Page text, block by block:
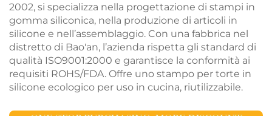
2002, si specializza nella progettazione di stampi in
gomma siliconica, nella produzione di articoli in
silicone e nell’assemblaggio. Con una fabbrica nel
distretto di Bao'an, l’azienda rispetta gli standard di
qualità ISO9001:2000 e garantisce la conformità ai
requisiti ROHS/FDA. Offre uno stampo per torte in
silicone ecologico per uso in cucina, riutilizzabile.